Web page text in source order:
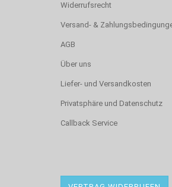
Widerrufsrecht
Versand- &
AGB
Über uns
Liefer- und Versandkosten
Privatsphäre und Datenschutz
Callback Service